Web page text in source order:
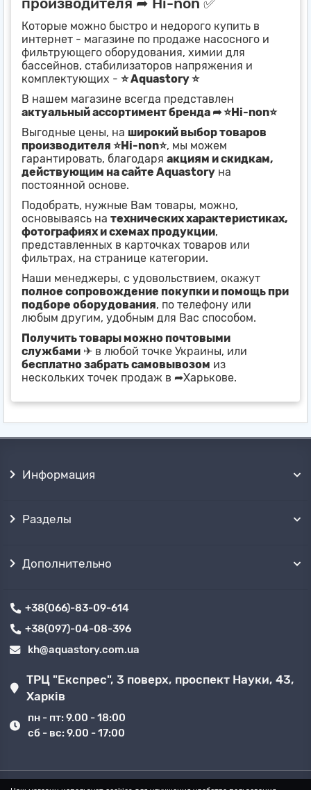
производителя ➦ Hi-non ✅
Которые можно быстро и недорого купить в
интернет - магазине по продаже насосного и
фильтрующего оборудования, химии для
бассейнов, стабилизаторов напряжения и
комплектующих - ⭐ Aquastory ⭐
В нашем магазине всегда представлен
актуальный ассортимент бренда ➦ ⭐Hi-non⭐
Выгодные цены, на широкий выбор товаров
производителя ⭐Hi-non⭐, мы можем
гарантировать, благодаря акциям и скидкам,
действующим на сайте Aquastory на
постоянной основе.
Подобрать, нужные Вам товары, можно,
основываясь на технических характеристиках,
фотографиях и схемах продукции,
представленных в карточках товаров или
фильтрах, на странице категории.
Наши менеджеры, с удовольствием, окажут
полное сопровождение покупки и помощь при
подборе оборудования, по телефону или
любым другим, удобным для Вас способом.
Получить товары можно почтовыми
службами ✈ в любой точке Украины, или
бесплатно забрать самовывозом из
нескольких точек продаж в ➦Харькове.
Информация
Разделы
Дополнительно
+38(066)-83-09-614
+38(097)-04-08-396
kh@aquastory.com.ua
ТРЦ "Експрес", 3 поверх, проспект Науки, 43,
Харків
пн - пт: 9.00 - 18:00
сб - вс: 9.00 - 17:00